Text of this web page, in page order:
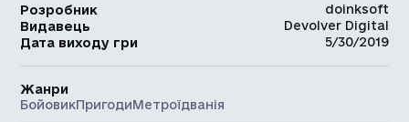
Розробник
doinksoft
Видавець
Devolver Digital
Дата виходу гри
5/30/2019
Жанри
БойовикПригодиМетроїдванія